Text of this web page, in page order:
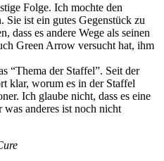
Folge. Ich mochte den
ist ein gutes Gegenstück zu
dass es andere Wege als seinen
Green Arrow versucht hat, ihm
“Thema der Staffel”. Seit der
klar, worum es in der Staffel
Ich glaube nicht, dass es eine
anderes ist noch nicht